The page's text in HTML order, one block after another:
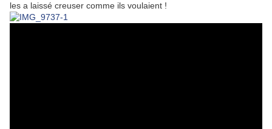
les a laissé creuser comme ils voulaient !